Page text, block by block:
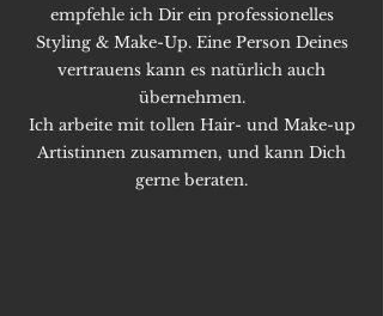
empfehle ich Dir ein professionelles
Styling & Make-Up. Eine Person Deines
vertrauens kann es natürlich auch
übernehmen.
Ich arbeite mit tollen Hair- und Make-up
Artistinnen zusammen, und kann Dich
gerne beraten.